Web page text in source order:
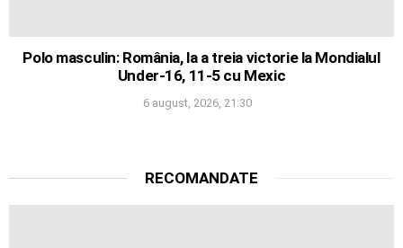
Polo masculin: România, la a treia victorie la Mondialul
Under-16, 11-5 cu Mexic
6 august, 2026, 21:30
RECOMANDATE